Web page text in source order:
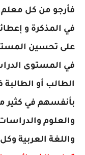
فأرجو من كل معلم
في المذكرة و
على تحسين
في المستوى
الطالب أو
بأنفسهم في كثير
والعلوم
واللغة العربية